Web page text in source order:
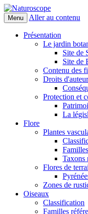
Naturoscope
Menu Aller au contenu
Présentation
Le jardin
Site de
Site de
Contenu des
Droits d'auteur
Protection et
La
Flore
Plantes
Taxons
Flores de
Zones de
Oiseaux
Classification
Familles